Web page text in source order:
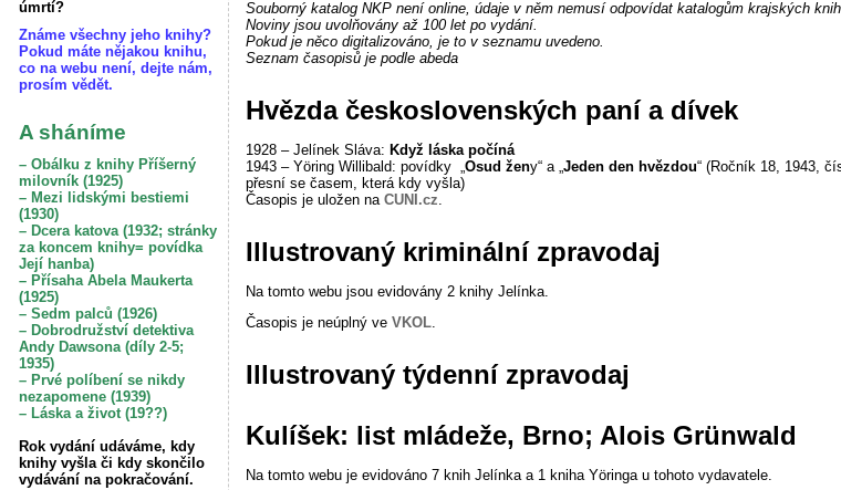
úmrtí?
Známe všechny jeho knihy?
Pokud máte nějakou knihu,
co na webu není, dejte nám,
prosím vědět.
A sháníme
– Obálku z knihy Příšerný
milovník (1925)
– Mezi lidskými bestiemi
(1930)
– Dcera katova (1932; stránky
za koncem knihy= povídka
Její hanba)
– Přísaha Abela Maukerta
(1925)
– Sedm palců (1926)
– Dobrodružství detektiva
Andy Dawsona (díly 2-5;
1935)
– Prvé políbení se nikdy
nezapomene (1939)
– Láska a život (19??)
Rok vydání udáváme, kdy
knihy vyšla či kdy skončilo
vydávání na pokračování.
Souborný katalog NKP není online, údaje v něm nemusí odpovídat katalogům krajských
Noviny jsou uvolňovány až 100 let po vydání.
Pokud je něco digitalizováno, je to v seznamu uvedeno.
Seznam časopisů je podle abeda
Hvězda československých paní a dívek
1928 – Jelínek Sláva: Když láska počíná
1943 – Yöring Willibald: povídky „Osud ženy“ a „Jeden den hvězdou“ (Ročník 18, 1943,
přesní se časem, která kdy vyšla)
Časopis je uložen na CUNI.cz.
Illustrovaný kriminální zpravodaj
Na tomto webu jsou evidovány 2 knihy Jelínka.
Časopis je neúplný ve VKOL.
Illustrovaný týdenní zpravodaj
Kulíšek: list mládeže, Brno; Alois Grünwald
Na tomto webu je evidováno 7 knih Jelínka a 1 kniha Yöringa u tohoto vydavatele.